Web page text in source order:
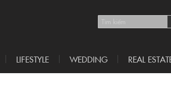
LIFESTYLE WEDDING REAL